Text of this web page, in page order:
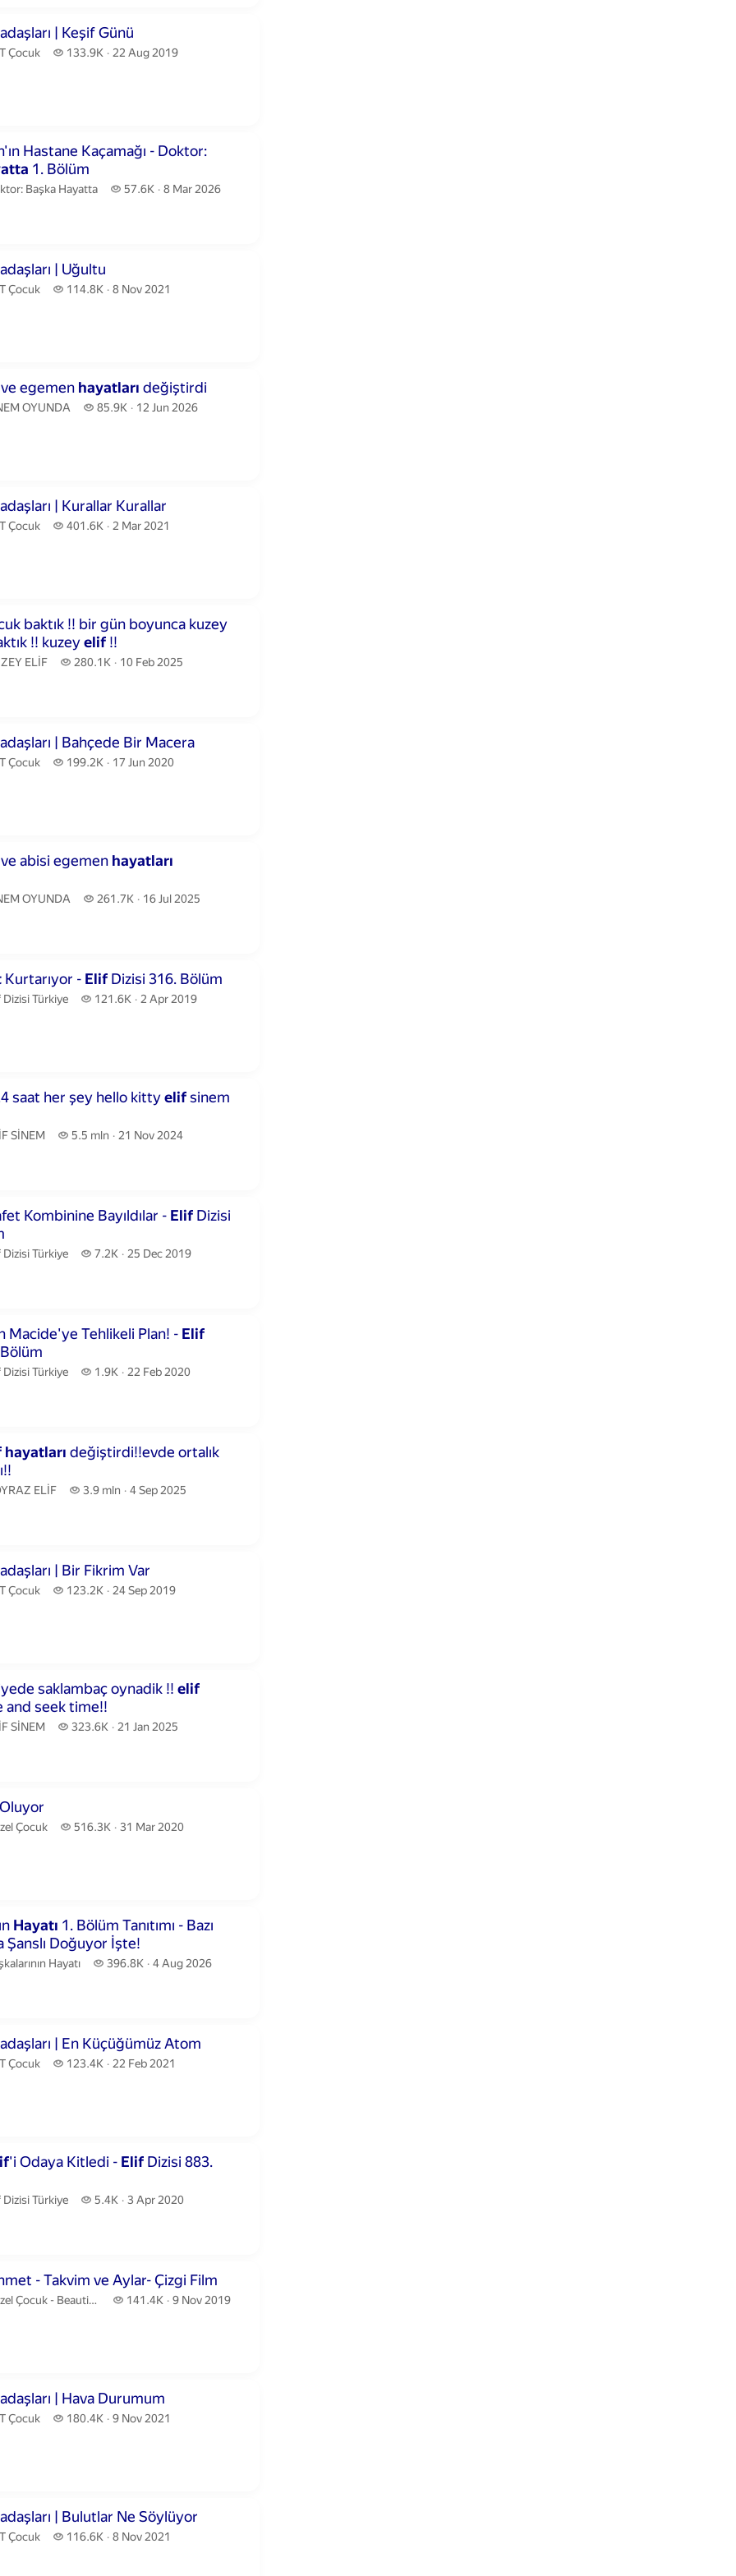
| Keşif Günü
16 seconds
Çocuk.
Çocuk 133.9K
133.9 thousand views
22 Aug 2019
Hastane Kaçamağı - Doktor:
1. Bölüm
39 seconds
Başka Hayatta.
Başka Hayatta 57.6K
57.6 thousand views
8 Mar 2026
| Uğultu
7 seconds
Çocuk.
Çocuk 114.8K
114.8 thousand views
8 Nov 2021
egemen hayatları değiştirdi
57 seconds
OYUNDA.
OYUNDA 85.9K
85.9 thousand views
12 Jun 2026
| Kurallar Kurallar
9 seconds
Çocuk.
Çocuk 401.6K
401.6 thousand views
2 Mar 2021
bir gün boyunca kuzey
ve hilale baktık !! kuzeyelif !!
6 seconds
ELİF.
ELİF 280.1K
280.1 thousand views
10 Feb 2025
| Bahçede Bir Macera
40 seconds
Çocuk.
Çocuk 199.2K
199.2 thousand views
17 Jun 2020
abisi egemen hayatları
39 seconds
OYUNDA.
OYUNDA 261.7K
261.7 thousand views
16 Jul 2025
Kurtarıyor - Elif Dizisi 316. Bölüm
1 second
Dizisi Türkiye.
Dizisi Türkiye 121.6K
121.6 thousand views
2 Apr 2019
saat her şey hello kittyelifsinem
29 seconds
SİNEM.
SİNEM 5.5 mln
5.5 million views
21 Nov 2024
Kombinine Bayıldılar - Elif Dizisi
14 seconds
Dizisi Türkiye.
Dizisi Türkiye 7.2K
7.2 thousand views
25 Dec 2019
Kıymet'ten Macide'ye Tehlikeli Plan! - Elif
Dizisi 824. Bölüm
18 seconds
Dizisi Türkiye.
Dizisi Türkiye 1.9K
1.9 thousand views
22 Feb 2020
hayatları değiştirdi!!evde ortalık
45 seconds
ELİF.
ELİF 3.9 mln
3.9 million views
4 Sep 2025
| Bir Fikrim Var
43 seconds
Çocuk.
Çocuk 123.2K
123.2 thousand views
24 Sep 2019
saklambaç oynadik !! elif
and seek time!!
47 seconds
SİNEM.
SİNEM 323.6K
323.6 thousand views
21 Jan 2025
7 seconds
Çocuk.
Çocuk 516.3K
516.3 thousand views
31 Mar 2020
Hayatı 1. Bölüm Tanıtımı - Bazı
Şanslı Doğuyor İşte!
19 seconds
Hayatı.
Hayatı 396.8K
396.8 thousand views
4 Aug 2026
| En Küçüğümüz Atom
8 seconds
Çocuk.
Çocuk 123.4K
123.4 thousand views
22 Feb 2021
'i Odaya Kitledi - Elif Dizisi 883.
35 seconds
Dizisi Türkiye.
Dizisi Türkiye 5.4K
5.4 thousand views
3 Apr 2020
- Takvim ve Aylar- Çizgi Film
Çocuk - Beautiful Kids.
Çocuk - Beautiful Kids 141.4K
141.4 thousand views
9 Nov 2019
| Hava Durumum
7 seconds
Çocuk.
Çocuk 180.4K
180.4 thousand views
9 Nov 2021
| Bulutlar Ne Söylüyor
25 seconds
Çocuk.
Çocuk 116.6K
116.6 thousand views
8 Nov 2021